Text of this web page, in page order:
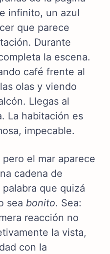
infinito, un azul
que parece
Durante
la escena.
café frente al
olas y viendo
Llegas al
La habitación es
impecable.
el mar aparece
cadena de
que quizá
sea bonito. Sea:
reacción no
la vista,
con la